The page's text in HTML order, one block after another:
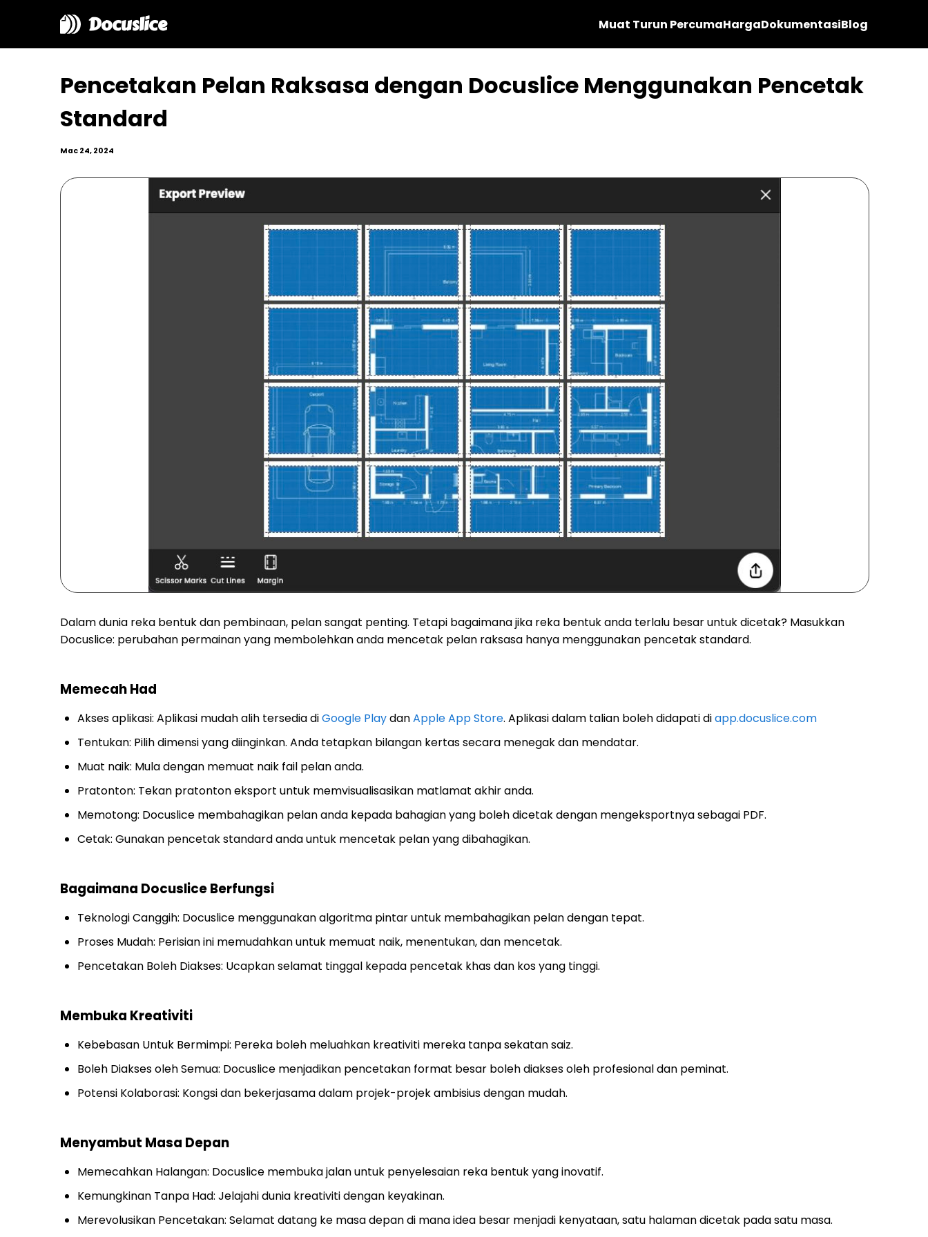
Docuslice Muat Turun PercumaHargaDokumentasiBlog
Pencetakan Pelan Raksasa dengan Docuslice Menggunakan Pencetak
Standard
Mac 24, 2024
Dalam dunia reka bentuk dan pembinaan, pelan sangat penting. Tetapi bagaimana jika reka bentuk anda terlalu besar untuk dicetak? Masukkan
Docuslice: perubahan permainan yang membolehkan anda mencetak pelan raksasa hanya menggunakan pencetak standard.
Memecah Had
Akses aplikasi: Aplikasi mudah alih tersedia diGoogle PlaydanApple App Store. Aplikasi dalam talian boleh didapati diapp.docuslice.com
Tentukan: Pilih dimensi yang diinginkan. Anda tetapkan bilangan kertas secara menegak dan mendatar.
Muat naik: Mula dengan memuat naik fail pelan anda.
Pratonton: Tekan pratonton eksport untuk memvisualisasikan matlamat akhir anda.
Memotong: Docuslice membahagikan pelan anda kepada bahagian yang boleh dicetak dengan mengeksportnya sebagai PDF.
Cetak: Gunakan pencetak standard anda untuk mencetak pelan yang dibahagikan.
Bagaimana Docuslice Berfungsi
Teknologi Canggih: Docuslice menggunakan algoritma pintar untuk membahagikan pelan dengan tepat.
Proses Mudah: Perisian ini memudahkan untuk memuat naik, menentukan, dan mencetak.
Pencetakan Boleh Diakses: Ucapkan selamat tinggal kepada pencetak khas dan kos yang tinggi.
Membuka Kreativiti
Kebebasan Untuk Bermimpi: Pereka boleh meluahkan kreativiti mereka tanpa sekatan saiz.
Boleh Diakses oleh Semua: Docuslice menjadikan pencetakan format besar boleh diakses oleh profesional dan peminat.
Potensi Kolaborasi: Kongsi dan bekerjasama dalam projek-projek ambisius dengan mudah.
Menyambut Masa Depan
Memecahkan Halangan: Docuslice membuka jalan untuk penyelesaian reka bentuk yang inovatif.
Kemungkinan Tanpa Had: Jelajahi dunia kreativiti dengan keyakinan.
Merevolusikan Pencetakan: Selamat datang ke masa depan di mana idea besar menjadi kenyataan, satu halaman dicetak pada satu masa.